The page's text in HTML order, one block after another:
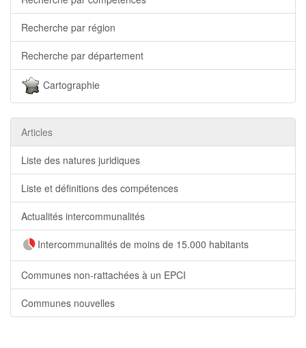
Recherche par région
Recherche par département
Cartographie
Articles
Liste des natures juridiques
Liste et définitions des compétences
Actualités intercommunalités
Intercommunalités de moins de 15.000 habitants
Communes non-rattachées à un EPCI
Communes nouvelles